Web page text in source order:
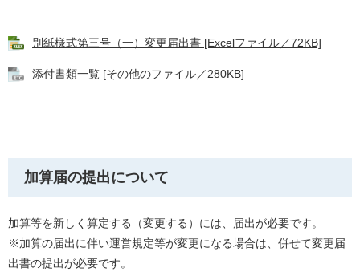
別紙様式第三号（一）変更届出書 [Excelファイル／72KB]
添付書類一覧 [その他のファイル／280KB]
加算届の提出について
加算等を新しく算定する（変更する）には、届出が必要です。
※加算の届出に伴い運営規定等が変更になる場合は、併せて変更届
出書の提出が必要です。